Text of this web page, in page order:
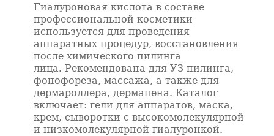
Гиалуроновая кислота в составе
профессиональной косметики
используется для проведения
аппаратных процедур, восстановления
после химического пилинга
лица. Рекомендована для УЗ-пилинга,
фонофореза, массажа, а также для
дермароллера, дермапена. Каталог
включает: гели для аппаратов, маска,
крем, сыворотки с высокомолекулярной
и низкомолекулярной гиалуронкой.